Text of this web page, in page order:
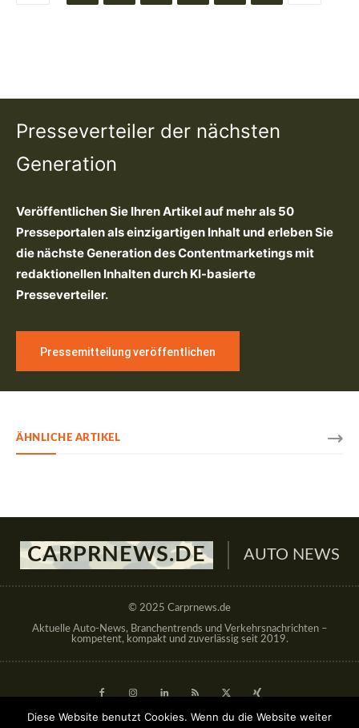
Presseverteiler der nächsten
Generation
Veröffentlichen Sie Ihren Artikel auf mehr als 50
Presseportalen als einzigartigen Inhalt und erleben Sie
die nächste Generation des Contentmarketings mit
redaktionellen Inhalten durch KI-basierte
Presseverteiler.
Pressemitteilung veröffentlichen
ÄHNLICHE ARTIKEL
CARPRNEWS.DE AUTO NEWS
© 2025 Carprnews.de
Aktuelle Auto-News, Branchentrends und Verkehrsnachrichten –
kompetent, kompakt und zuverlässig seit 2019.
Diese Website benutzt Cookies. Wenn du die Website weiter